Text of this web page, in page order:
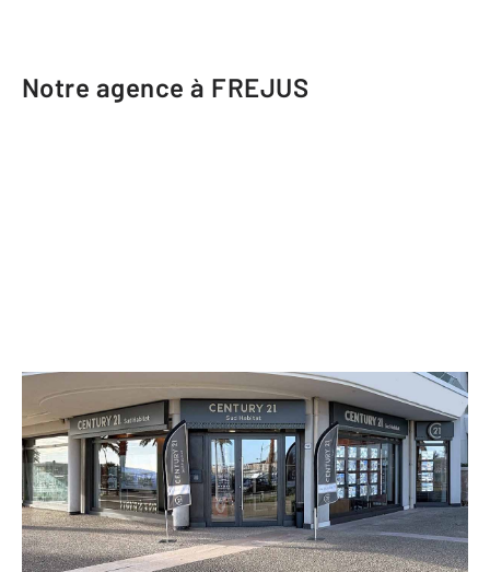
Notre agence à FREJUS
CENTURY 21 Sud Habitat
791 boulevard d'Alger, L'Acapulco 1
FREJUS - 83600
Envoyer un message